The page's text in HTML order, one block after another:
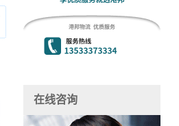
在线咨询